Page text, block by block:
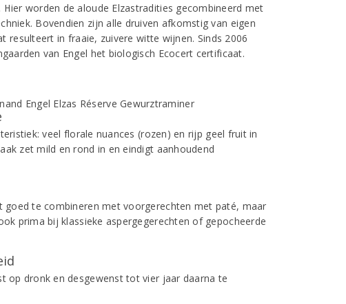
Hier worden de aloude Elzastradities gecombineerd met
Bovendien zijn alle druiven afkomstig van eigen
resulteert in fraaie, zuivere witte wijnen. Sinds 2006
van Engel het biologisch Ecocert certificaat.
veel florale nuances (rozen) en rijp geel fruit in
zet mild en rond in en eindigt aanhoudend
goed te combineren met voorgerechten met paté, maar
prima bij klassieke aspergegerechten of gepocheerde
op dronk en desgewenst tot vier jaar daarna te